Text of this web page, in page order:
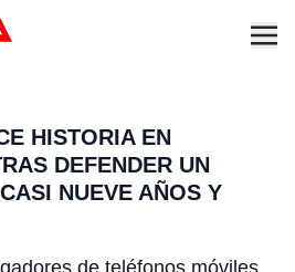
HISTORIA EN
DEFENDER UN
NUEVE AÑOS Y
de teléfonos móviles